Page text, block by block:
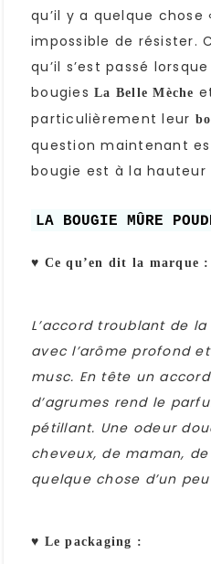
qu’il y a quelque chose
impossible de résister.
qu’il s’est passé
bougies La Belle Mèche
particulièrement leur
question maintenant
bougie est à la
LA BOUGIE MÛRE
♥ Ce qu’en dit la marque :
L’accord troublant de
avec l’arôme profond
musc. En tête un
d’agrumes rend le
pétillant. Une odeur
cheveux, de maman,
quelque chose d’un
♥ Le packaging :